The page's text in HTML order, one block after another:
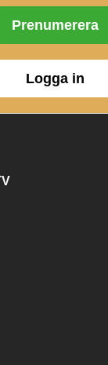
Prenumerera
Logga in